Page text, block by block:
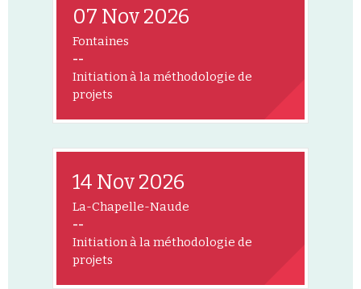
07 Nov 2026
Fontaines
--
Initiation à la méthodologie de
projets
14 Nov 2026
La-Chapelle-Naude
--
Initiation à la méthodologie de
projets